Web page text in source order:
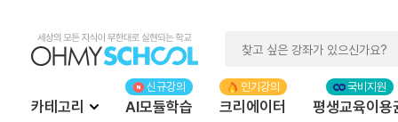
카테고리 AI모듈학습 크리에이터 평생교육이용